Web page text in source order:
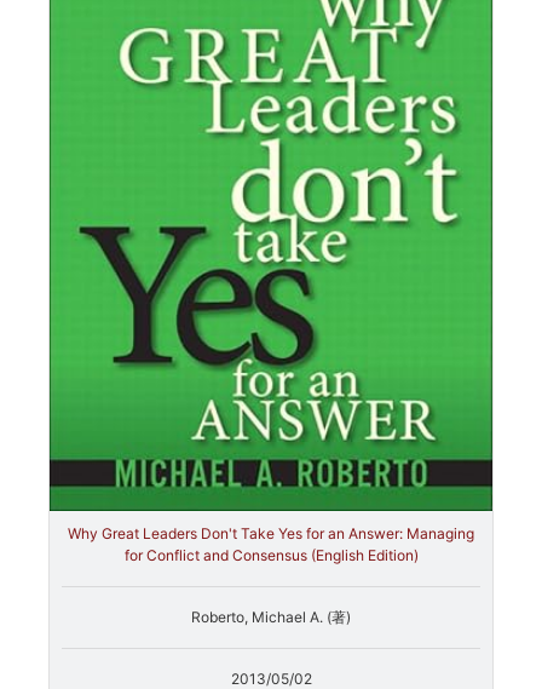
Why Great Leaders Don't Take Yes for an Answer: Managing
for Conflict and Consensus (English Edition)
Roberto, Michael A. (著)
2013/05/02